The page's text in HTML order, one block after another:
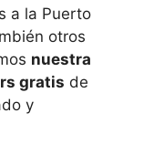
a la Puerto
otros
nuestra
gratis de
y